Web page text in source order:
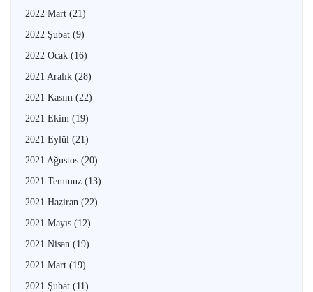
2022 Mart (21)
2022 Şubat (9)
2022 Ocak (16)
2021 Aralık (28)
2021 Kasım (22)
2021 Ekim (19)
2021 Eylül (21)
2021 Ağustos (20)
2021 Temmuz (13)
2021 Haziran (22)
2021 Mayıs (12)
2021 Nisan (19)
2021 Mart (19)
2021 Şubat (11)